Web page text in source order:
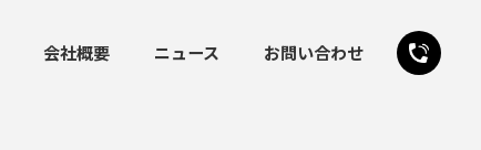
会社概要 ニュース お問い合わせ